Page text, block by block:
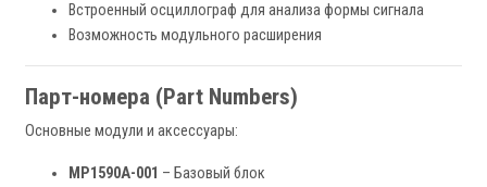
Встроенный осциллограф для анализа формы сигнала
Возможность модульного расширения
Парт-номера (Part Numbers)
Основные модули и аксессуары:
MP1590A-001 – Базовый блок